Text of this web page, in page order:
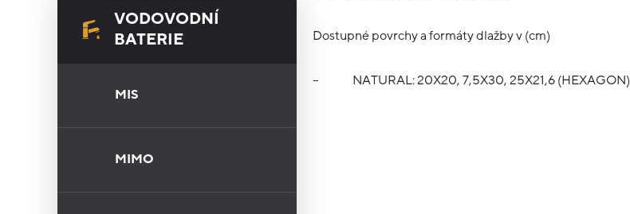
VODOVODNÍ
BATERIE
MIS
MIMO
Dostupné povrchy a formáty dlažby v (cm)
– NATURAL: 20X20, 7,5X30, 25X21,6 (HEXAGON)